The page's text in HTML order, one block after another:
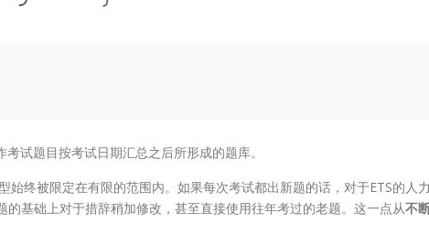
考试题目按考试日期汇总之后所形成的题库。
始终被限定在有限的范围内。如果每次考试都出新题的话，对于ETS的人
基础上对于措辞稍加修改，甚至直接使用往年考过的老题。这一点从不